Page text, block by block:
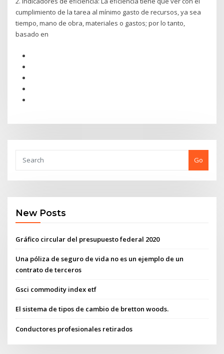
cumplimiento de la tarea al mínimo gasto de recursos, ya sea
tiempo, mano de obra, materiales o gastos; por lo tanto,
basado en
Go
New Posts
Gráfico circular del presupuesto federal 2020
Una póliza de seguro de vida no es un ejemplo de un
contrato de terceros
Gsci commodity index etf
El sistema de tipos de cambio de bretton woods.
Conductores profesionales retirados